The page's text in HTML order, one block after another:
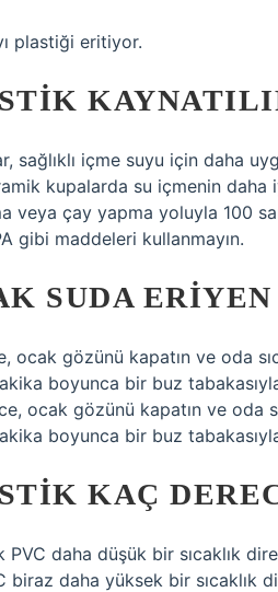
plastiği eritiyor.
sağlıklı içme suyu için daha
kupalarda su içmenin
veya çay yapma yoluyla 100
gibi maddeleri kullanmayın.
SUDA
ocak gözünü kapatın ve oda
boyunca bir buz
ocak gözünü kapatın ve oda
boyunca bir buz
KAÇ
PVC daha düşük bir sıcaklık
biraz daha yüksek bir sıcaklık